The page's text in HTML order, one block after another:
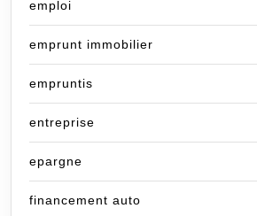
emploi
emprunt immobilier
empruntis
entreprise
epargne
financement auto